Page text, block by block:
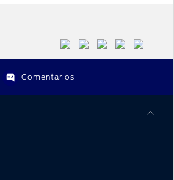
Comentarios